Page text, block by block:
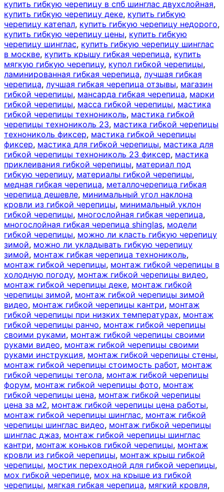
купить гибкую черепицу в спб шинглас двухслойная,
купить гибкую черепицу деке, купить гибкую
черепицу катепал, купить гибкую черепицу недорого,
купить гибкую черепицу цены, купить гибкую
черепицу шинглас, купить гибкую черепицу шинглас
в москве, купить крышу гибкая черепица, купить
мягкую гибкую черепицу, купол гибкой черепицы,
ламинированная гибкая черепица, лучшая гибкая
черепица, лучшая гибкая черепица отзывы, магазин
гибкой черепицы, мансарда гибкая черепица, марки
гибкой черепицы, масса гибкой черепицы, мастика
гибкой черепицы технониколь, мастика гибкой
черепицы технониколь 23, мастика гибкой черепицы
технониколь фиксер, мастика гибкой черепицы
фиксер, мастика для гибкой черепицы, мастика для
гибкой черепицы технониколь 23 фиксер, мастика
приклеивания гибкой черепицы, материал под
гибкую черепицу, материалы гибкой черепицы,
медная гибкая черепица, металлочерепица гибкая
черепица дешевле, минимальный угол наклона
кровли из гибкой черепицы, минимальный уклон
гибкой черепицы, многослойная гибкая черепица,
многослойная гибкая черепица shinglas, модели
гибкой черепицы, можно ли класть гибкую черепицу
зимой, можно ли укладывать гибкую черепицу
зимой, монтаж гибкая черепица технониколь,
монтаж гибкой черепицы, монтаж гибкой черепицы в
холодную погоду, монтаж гибкой черепицы видео,
монтаж гибкой черепицы деке, монтаж гибкой
черепицы зимой, монтаж гибкой черепицы зимой
видео, монтаж гибкой черепицы кантри, монтаж
гибкой черепицы при низких температурах, монтаж
гибкой черепицы ранчо, монтаж гибкой черепицы
своими руками, монтаж гибкой черепицы своими
руками видео, монтаж гибкой черепицы своими
руками инструкция, монтаж гибкой черепицы стены,
монтаж гибкой черепицы стоимость работ, монтаж
гибкой черепицы тегола, монтаж гибкой черепицы
форум, монтаж гибкой черепицы фото, монтаж
гибкой черепицы цена, монтаж гибкой черепицы
цена за м2, монтаж гибкой черепицы цена работы,
монтаж гибкой черепицы шинглас, монтаж гибкой
черепицы шинглас видео, монтаж гибкой черепицы
шинглас джаз, монтаж гибкой черепицы шинглас
кантри, монтаж коньков гибкой черепицы, монтаж
кровли из гибкой черепицы, монтаж крыш гибкой
черепицы, мостик переходной для гибкой черепицы,
мох гибкой черепице, мох на крыше из гибкой
черепицы, мягкая гибкая черепица, мягкий кровля,